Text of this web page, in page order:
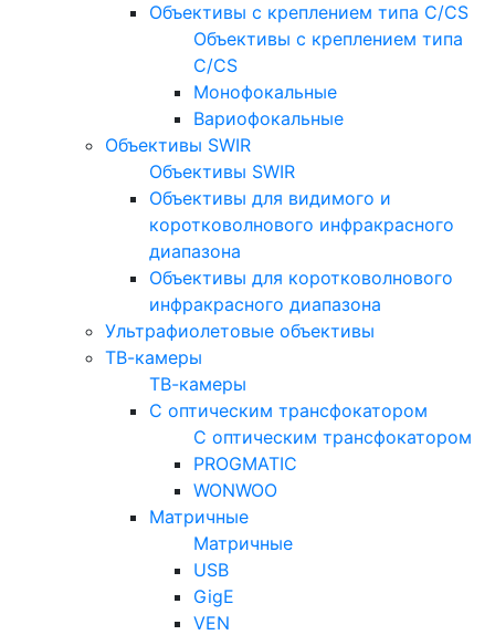
Объективы с креплением типа C/CS
Объективы с креплением типа
C/CS
Монофокальные
Вариофокальные
Объективы SWIR
Объективы SWIR
Объективы для видимого и
коротковолнового инфракрасного
диапазона
Объективы для коротковолнового
инфракрасного диапазона
Ультрафиолетовые объективы
ТВ-камеры
ТВ-камеры
С оптическим трансфокатором
С оптическим трансфокатором
PROGMATIC
WONWOO
Матричные
Матричные
USB
GigE
VEN